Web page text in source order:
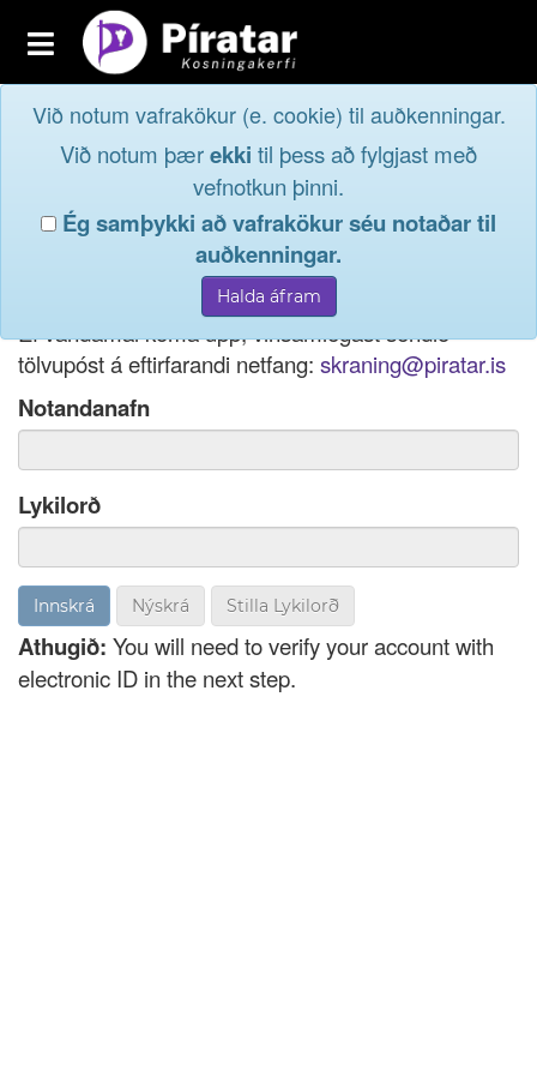
Toggle
navigation
Aðildarfélög
Innskrá
Við notum vafrakökur (e. cookie) til auðkenningar.
Við notum þærekki til þess að fylgjast með
vefnotkun þinni.
Ég samþykki að vafrakökur séu notaðar til
auðkenningar.
Innskráog taktu þátt í
lýðræðinu...
Ef þú hefur gleymt notendanafni þínu, þá má einnig
nota netfang eða kennitölu til innskráningar.
Ef vandamál koma upp, vinsamlegast sendið
tölvupóst á eftirfarandi netfang: skraning@piratar.is
Notandanafn
Lykilorð
Nýskrá Stilla Lykilorð
Athugið: You will need to verify your account with
electronic ID in the next step.